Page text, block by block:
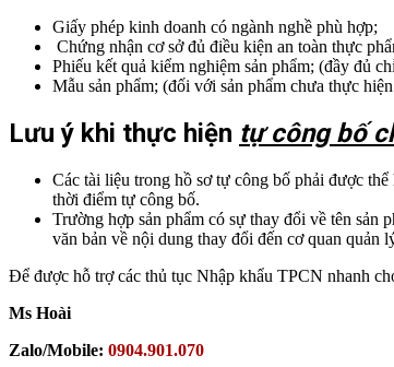
Giấy phép kinh doanh có ngành nghề phù hợp;
Chứng nhận cơ sở đủ điều kiện an toàn thực
Phiếu kết quả kiểm nghiệm sản phẩm; (đầy đủ
Mẫu sản phẩm; (đối với sản phẩm chưa thực
Lưu ý khi thực hiện tự công bố
Các tài liệu trong hồ sơ tự công bố phải được
thời điểm tự công bố.
Trường hợp sản phẩm có sự thay đổi về tên sản
văn bản về nội dung thay đổi đến cơ quan quản
Để được hỗ trợ các thủ tục Nhập khẩu TPCN nhanh
Ms Hoài
Zalo/Mobile: 0904.901.070